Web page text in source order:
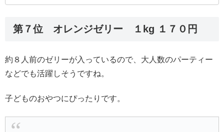
第７位 オレンジゼリー １kg １７０円
約８人前のゼリーが入っているので、大人数のパーティー
などでも活躍しそうですね。
子どものおやつにぴったりです。